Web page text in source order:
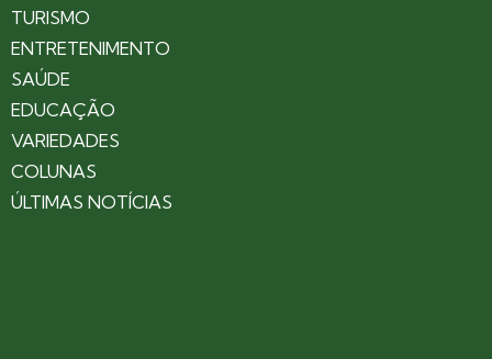
TURISMO
ENTRETENIMENTO
SAÚDE
EDUCAÇÃO
VARIEDADES
COLUNAS
ÚLTIMAS NOTÍCIAS